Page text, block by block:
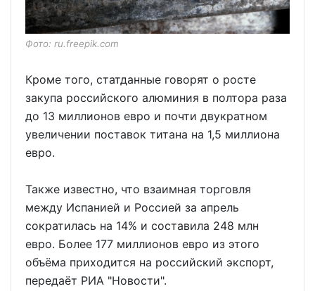
Фото: ru.freepik.com
Кроме того, статданные говорят о росте
закупа российского алюминия в полтора раза
до 13 миллионов евро и почти двукратном
увеличении поставок титана на 1,5 миллиона
евро.
Также известно, что взаимная торговля
между Испанией и Россией за апрель
сократилась на 14% и составила 248 млн
евро. Более 177 миллионов евро из этого
объёма приходится на российский экспорт,
передаёт РИА "Новости".